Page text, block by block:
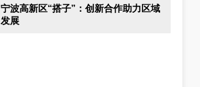
宁波高新区“搭子”：创新合作助力区域
发展